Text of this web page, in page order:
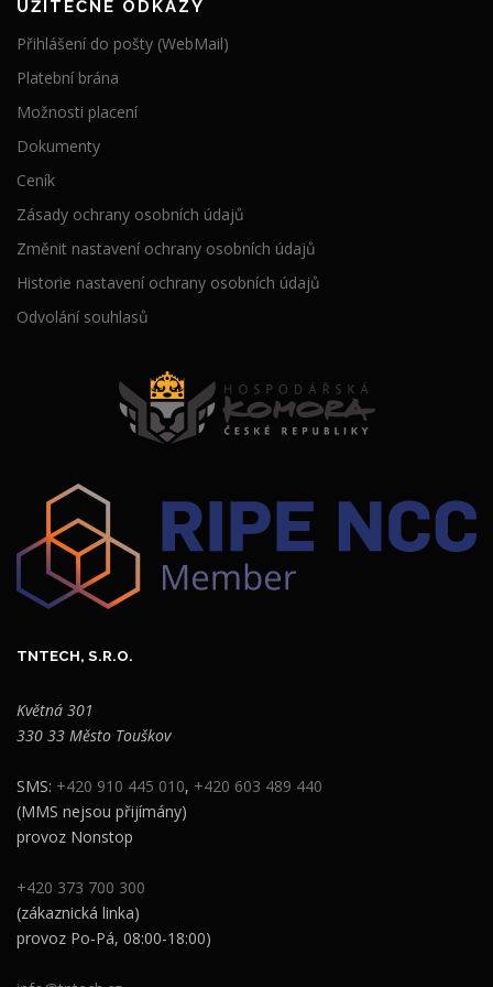
UŽITEČNÉ ODKAZY
Přihlášení do pošty (WebMail)
Platební brána
Možnosti placení
Dokumenty
Ceník
Zásady ochrany osobních údajů
Změnit nastavení ochrany osobních údajů
Historie nastavení ochrany osobních údajů
Odvolání souhlasů
TNTECH, S.R.O.
Květná 301
330 33 Město Touškov
SMS: +420 910 445 010, +420 603 489 440
(MMS nejsou přijímány)
provoz Nonstop
+420 373 700 300
(zákaznická linka)
provoz Po-Pá, 08:00-18:00)